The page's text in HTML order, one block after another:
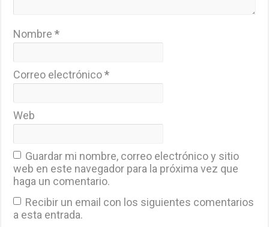
Nombre*
Correo electrónico*
Web
Guardar mi nombre, correo electrónico y sitio
web en este navegador para la próxima vez que
haga un comentario.
Recibir un email con los siguientes comentarios
a esta entrada.